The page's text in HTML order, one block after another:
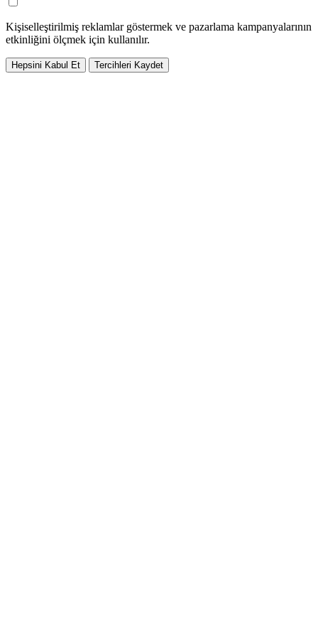
Kişiselleştirilmiş reklamlar göstermek ve pazarlama kampanyalarının
etkinliğini ölçmek için kullanılır.
Hepsini Kabul Et Tercihleri Kaydet